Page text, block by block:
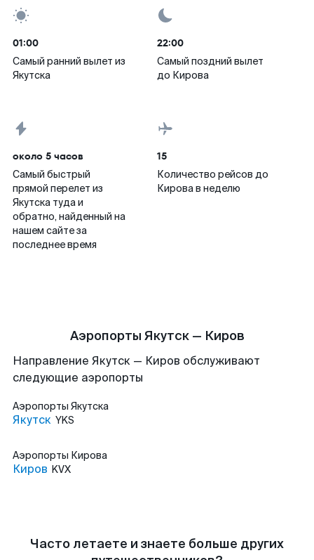
01:00
Самый ранний вылет из
Якутска
22:00
Самый поздний вылет
до Кирова
около 5 часов
Самый быстрый
прямой перелет из
Якутска туда и
обратно, найденный на
нашем сайте за
последнее время
15
Количество рейсов до
Кирова в неделю
Аэропорты Якутск — Киров
Направление Якутск — Киров обслуживают
следующие аэропорты
Аэропорты Якутска
Якутск YKS
Аэропорты Кирова
Киров KVX
Часто летаете и знаете больше других